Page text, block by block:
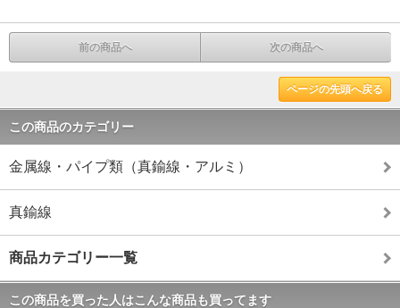
前の商品へ 次の商品へ
ページの先頭へ戻る
この商品のカテゴリー
金属線・パイプ類（真鍮線・アルミ）
真鍮線
商品カテゴリー一覧
この商品を買った人はこんな商品も買ってます